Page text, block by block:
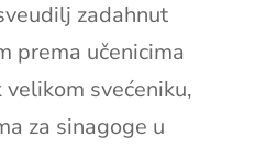
zadahnut
prema učenicima
svećeniku,
za sinagoge u